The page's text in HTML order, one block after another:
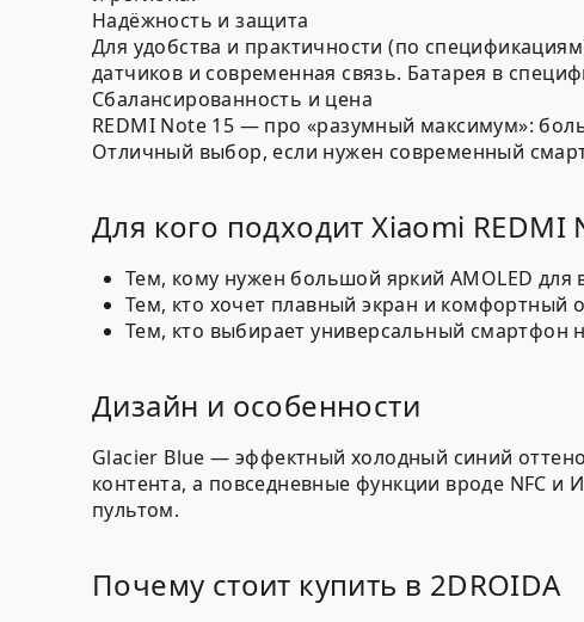
Надёжность и защита
Для удобства и практичности (по
датчиков и современная связь. Батарея в
Сбалансированность и цена
REDMI Note 15 — про «разумный максимум»:
Отличный выбор, если нужен современный
Для кого подходит Xiaomi REDMI
Тем, кому нужен большой яркий AMOLED для
Тем, кто хочет плавный экран и комфортный
Тем, кто выбираетуниверсальный смартфон
Дизайн и особенности
Glacier Blue — эффектный холодный синий
контента, а повседневные функции вроде NFC и
пультом.
Почему стоит купить в 2DROIDA